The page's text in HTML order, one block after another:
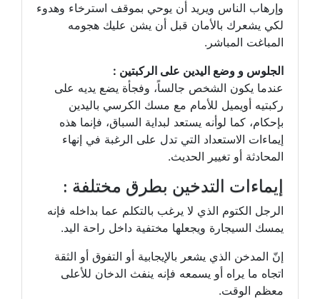
وإرهاب الناس ويريد أن يوحي بموقف استرخاء وهدوء
لكي يشعرك بالأمان قبل أن يشن عليك هجومه
المباغت المباشر.
الجلوس و وضع اليدين على الركبتين :
عندما يكون الشخص جالساً، وفجأة يضع يديه على
ركبتيه أويميل للأمام مع مسك الكرسي باليدين
بإحكام، كما لوأنه يستعد لبداية السباق، فإنما هذه
إيماءات الاستعداد التي تدل على الرغبة في إنهاء
المحادثة أو تغيير الحديث.
إيماءات التدخين بطرق مختلفة :
الرجل الكتوم الذي لا يرغب بالتكلم عما بداخله فإنه
يمسك السيجارة ويجعلها مختفية داخل راحة اليد.
إنّ المدخن الذي يشعر بالإيجابية أو التفوق أو الثقة
اتجاه ما يراه أو يسمعه فإنه ينفث الدخان للأعلى
معظم الوقت.